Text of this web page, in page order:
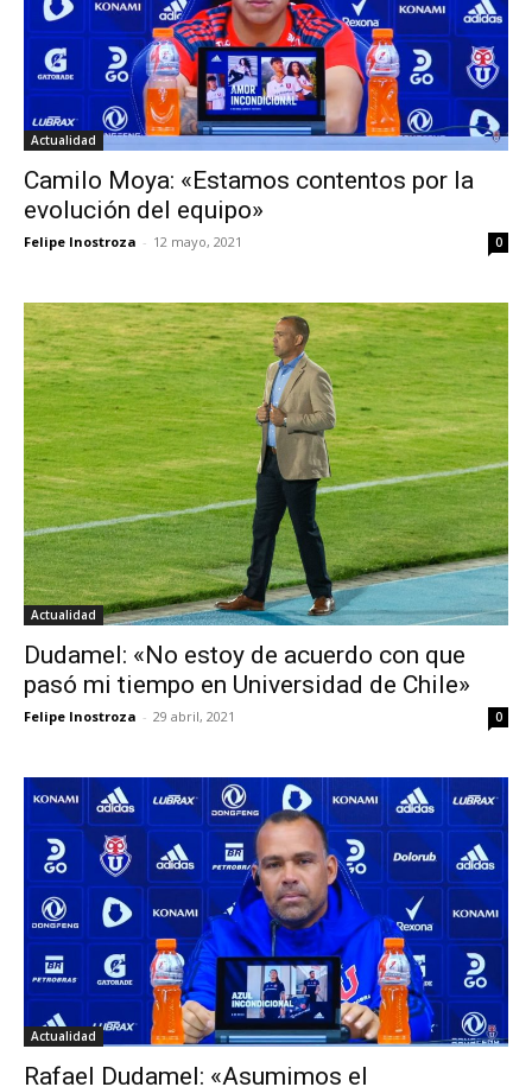
Actualidad
Camilo Moya: «Estamos contentos por la
evolución del equipo»
Felipe Inostroza - 12 mayo, 2021 0
Actualidad
Dudamel: «No estoy de acuerdo con que
pasó mi tiempo en Universidad de Chile»
Felipe Inostroza - 29 abril, 2021 0
Actualidad
Rafael Dudamel: «Asumimos el